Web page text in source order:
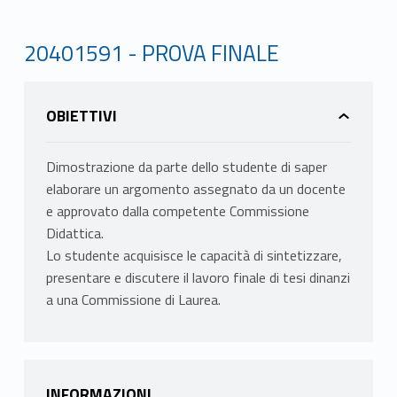
20401591 - PROVA FINALE
OBIETTIVI
Dimostrazione da parte dello studente di saper
elaborare un argomento assegnato da un docente
e approvato dalla competente Commissione
Didattica.
Lo studente acquisisce le capacità di sintetizzare,
presentare e discutere il lavoro finale di tesi dinanzi
a una Commissione di Laurea.